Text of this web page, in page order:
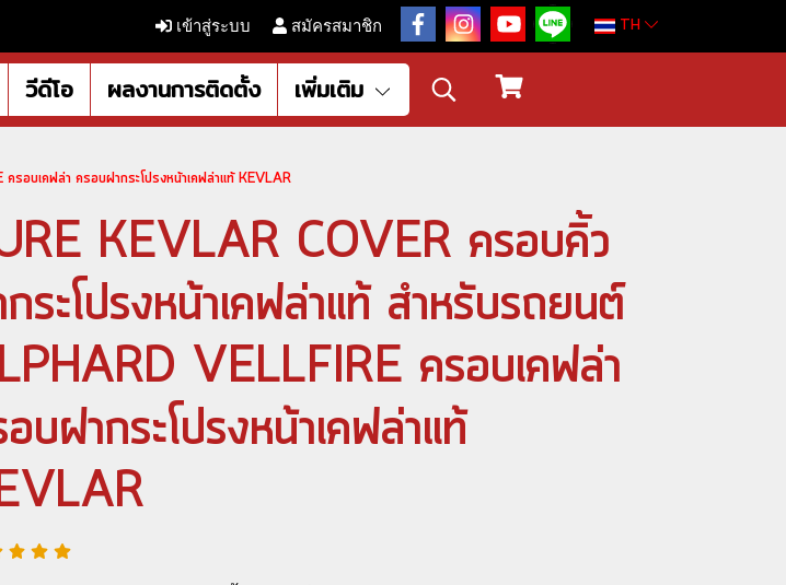
เข้าสู่ระบบ สมัครสมาชิก TH
วีดีโอ ผลงานการติดตั้ง เพิ่มเติม
อบเคฟล่า ครอบฝากระโปรงหน้าเคฟล่าแท้ KEVLAR
KEVLAR COVER ครอบคิ้ว
ระโปรงหน้าเคฟล่าแท้ สำหรับรถยนต์
VELLFIRE ครอบเคฟล่า
บฝากระโปรงหน้าเคฟล่าแท้